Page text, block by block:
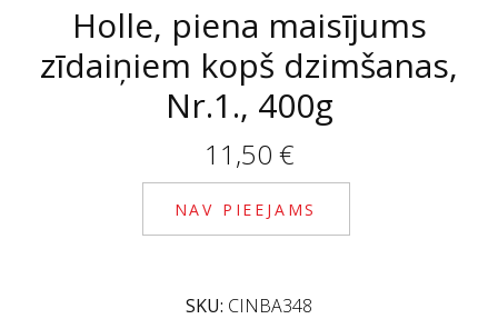
Holle, piena maisījums
zīdaiņiem kopš dzimšanas,
Nr.1., 400g
11,50 €
NAV PIEEJAMS
SKU: CINBA348